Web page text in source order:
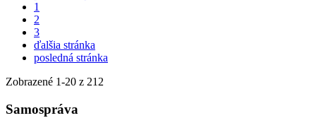
1
2
3
ďalšia stránka
posledná stránka
Zobrazené 1-20 z 212
Samospráva